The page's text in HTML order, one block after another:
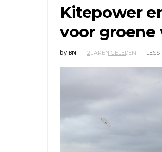
Kitepower
voor
by BN 2 JAREN GELEDEN